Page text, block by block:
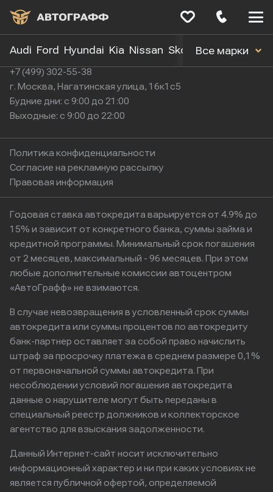
Audi Ford Hyundai Kia Nissan Skoda Toyota
Все марки
+7 (499) 302-55-38
г. Москва, Нагатинская улица, 16к1с5
Будние дни: с 9:00 до 21:00
Выходные: с 9:00 до 22:00
Политика конфиденциальности
Согласие на рекламную рассылку
Правовая информация
Годовая ставка автокредита варьируется от 4.9% до
15% и зависит от конкретного банка, суммы займа и
кредитной программы. Минимальный срок погашения
от 2 месяцев, максимальный - 96 месяцев. При этом
любые дополнительные комиссии автоцентром
«АвтоГрафф» не взимаются.
В случае невозвращения в условленный срок суммы
автокредита или суммы процентов по автокредиту
банк-партнер оставляет за собой право начислить
штраф за просрочку платежа в среднем размере 0,1%
от первоначальной суммы автокредита. При
несоблюдении условий погашения автокредита
данные о нарушителе могут быть переданы в
специальный реестр должников и коллекторское
агентство для взыскания задолженности.
Данный Интернет-сайт носит исключительно
информационный характер и ни при каких условиях не
является публичной офертой, определяемой